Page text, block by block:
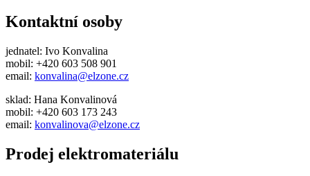
Kontaktní osoby
jednatel: Ivo Konvalina
mobil: +420 603 508 901
email: konvalina@elzone.cz
sklad: Hana Konvalinová
mobil: +420 603 173 243
email: konvalinova@elzone.cz
Prodej elektromateriálu